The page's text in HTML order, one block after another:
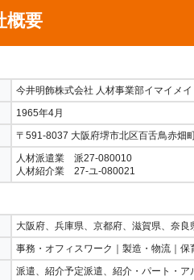
概要
今井明飾株式会社 人材事業部イマイメイ
1965年4月
〒591-8037 大阪府堺市北区百舌鳥赤畑
人材派遣業 派27-080010
人材紹介業 27-ユ-080021
大阪府、兵庫県、京都府、滋賀県、奈良
事務・オフィスワーク｜製造・物流｜
派遣、紹介予定派遣、紹介・パート・ア